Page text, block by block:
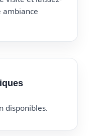
ambiance
disponibles.